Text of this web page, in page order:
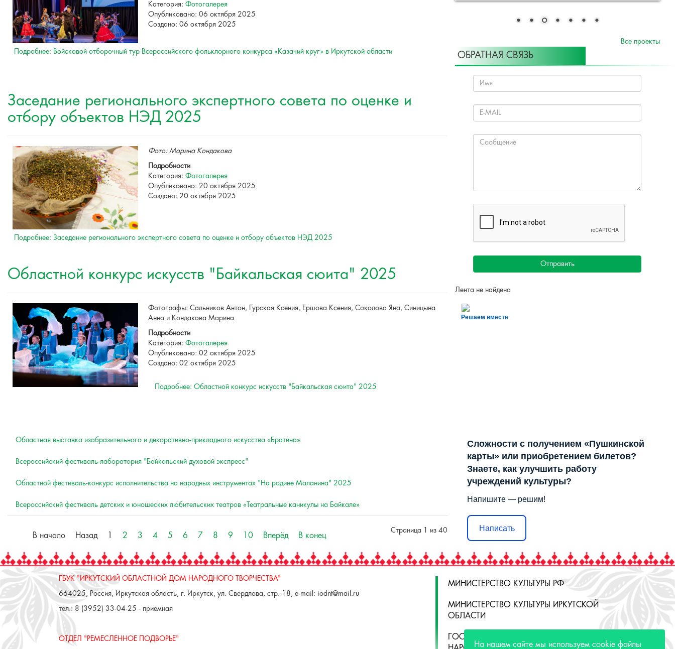
Категория: Фотогалерея
Опубликовано: 06 октября 2025
Создано: 06 октября 2025
Подробнее: Войсковой отборочный тур Всероссийского фольклорного конкурса «Казачий круг» в Иркутской области
Заседание регионального экспертного совета по оценке и
отбору объектов НЭД 2025
Фото: Марина Кондакова
Подробности
Категория: Фотогалерея
Опубликовано: 20 октября 2025
Создано: 20 октября 2025
Подробнее: Заседание регионального экспертного совета по оценке и отбору объектов НЭД 2025
Областной конкурс искусств "Байкальская сюита" 2025
Фотографы: Сальников Антон, Гурская Ксения, Ершова Ксения, Соколова Яна, Синицына
Анна и Кондакова Марина
Подробности
Категория: Фотогалерея
Опубликовано: 02 октября 2025
Создано: 02 октября 2025
Подробнее: Областной конкурс искусств "Байкальская сюита" 2025
Областная выставка изобразительного и декоративно-прикладного искусства «Братина»
Всероссийский фестиваль-лаборатория "Байкальский духовой экспресс"
Областной фестиваль-конкурс исполнительства на народных инструментах "На родине Маланина" 2025
Всероссийский фестиваль детских и юношеских любительских театров «Театральные каникулы на Байкале»
Страница 1 из 40
В начало Назад 1 2 3 4 5 6 7 8 9 10 Вперёд В конец
ОБРАТНАЯ СВЯЗЬ
Отправить
Решаем вместе
карты» или приобретением билетов?
Знаете, как улучшить работу
учреждений культуры?
ГБУК "ИРКУТСКИЙ ОБЛАСТНОЙ ДОМ НАРОДНОГО ТВОРЧЕСТВА"
664025, Россия, Иркутская область, г. Иркутск, ул. Свердлова, стр. 18, e-mail: iodnt@mail.ru
тел.: 8 (3952) 33-04-25 - приемная
ОТДЕЛ "РЕМЕСЛЕННОЕ ПОДВОРЬЕ"
МИНИСТЕРСТВО КУЛЬТУРЫ РФ
МИНИСТЕРСТВО КУЛЬТУРЫ ИРКУТСКОЙ
ОБЛАСТИ
ГОСУДАРСТВЕННЫЙ РОССИЙСКИЙ ДОМ
НАРОДНОГО ТВОРЧЕСТВА
На нашем сайте мы используем cookie файлы